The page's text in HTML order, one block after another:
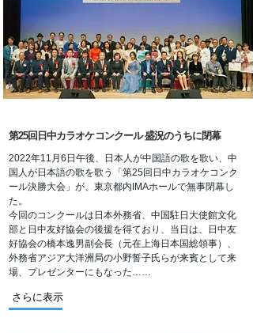
第25回日中カラオケコンクール 盛況のうちに閉幕
2022年11月6日午後、日本人が中国語の歌を歌い、中
国人が日本語の歌を歌う「第25回日中カラオケコンク
ール決勝大会」が、東京都内IMAホールで無事閉幕し
た。
今回のコンクールは日本外務省、中国駐日大使館文化
部と日中友好協会の後援を得ており、当日は、日中友
好協会の橋本逸男副会長（元在上海日本国総領事）、
外務省アジア大洋洲局の小野誓子氏らが来賓として来
場、プレゼンターにもなった……
さらに表示